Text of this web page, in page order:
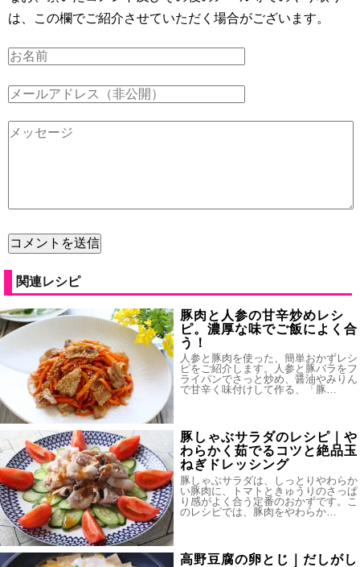
は、この欄でご紹介させていただく場合がございます。
関連レシピ
豚肉と人参の甘辛炒めレシ
ピ。濃厚な味でご飯によく合
う！
人参と豚肉を使った、簡単おかずレシ
ピをご紹介します。人参と豚バラをフ
ライパンでさっと炒め、醤油やみりん
で甘辛く味付けして作る、「豚…
豚しゃぶサラダのレシピ｜や
わらかく茹でるコツと絶品玉
ねぎドレッシング
豚しゃぶサラダは、しっとりやわらか
い豚肉に、トマトときゅうりのさっぱ
り感がよく合う定番のおかずです。こ
のレシピでは、豚肉をやわらか…
高野豆腐の卵とじ｜だしがし